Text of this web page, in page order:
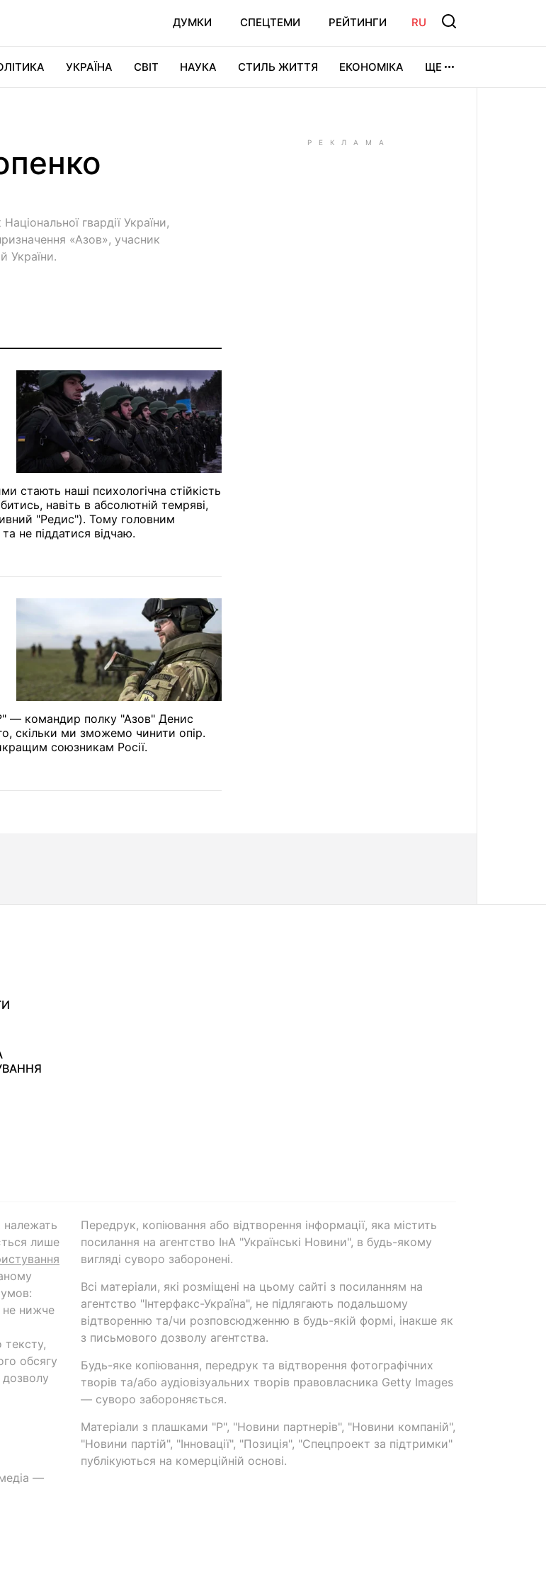
ДУМКИ СПЕЦТЕМИ РЕЙТИНГИ RU
УКРАЇНА СВІТ НАУКА СТИЛЬ ЖИТТЯ ЕКОНОМІКА ЩЕ
гвардії України,
«Азов», учасник
України.
стають наші психологічна стійкість
навіть в абсолютній темряві,
"Редис"). Тому головним
не піддатися відчаю.
— командир полку "Азов" Денис
скільки ми зможемо чинити опір.
союзникам Росії.
належать
лише
не нижче
тексту,
обсягу
медіа —
Передрук, копіювання або відтворення інформації, яка містить
посилання на агентство ІнА "Українські Новини", в будь-якому
вигляді суворо заборонені.
Всі матеріали, які розміщені на цьому сайті з посиланням на
агентство "Інтерфакс-Україна", не підлягають подальшому
відтворенню та/чи розповсюдженню в будь-якій формі, інакше як
з письмового дозволу агентства.
Будь-яке копіювання, передрук та відтворення фотографічних
творів та/або аудіовізуальних творів правовласника Getty Images
— суворо забороняється.
Матеріали з плашками "Р", "Новини партнерів", "Новини компаній",
"Новини партій", "Інновації", "Позиція", "Спецпроект за підтримки"
публікуються на комерційній основі.